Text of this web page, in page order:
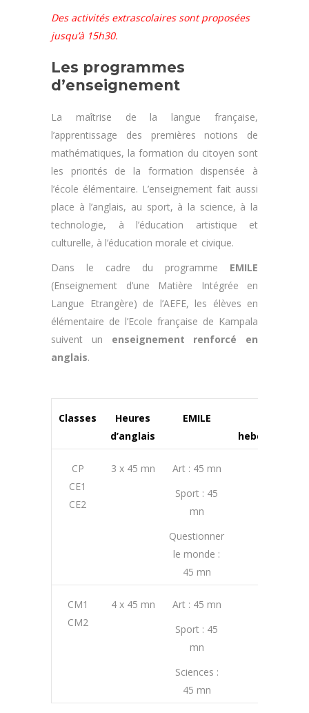
Des activités extrascolaires sont proposées
jusqu’à 15h30.
Les programmes
d’enseignement
La maîtrise de la langue française,
l’apprentissage des premières notions de
mathématiques, la formation du citoyen sont
les priorités de la formation dispensée à
l’école élémentaire. L’enseignement fait aussi
place à l’anglais, au sport, à la science, à la
technologie, à l’éducation artistique et
culturelle, à l’éducation morale et civique.
Dans le cadre du programme EMILE
(Enseignement d’une Matière Intégrée en
Langue Etrangère) de l’AEFE, les élèves en
élémentaire de l’Ecole française de Kampala
suivent un enseignement renforcé en
anglais.
Classes
Heures
d’anglais
EMILE
CP
CE1
CE2
3 x 45 mn
Art : 45 mn
Sport : 45
mn
Questionner
le monde :
45 mn
CM1
CM2
4 x 45 mn
Art : 45 mn
Sport : 45
mn
Sciences :
45 mn